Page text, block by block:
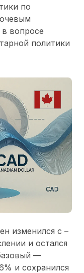
по
вопросе
политики
изменился с –
и остался
—
и сохранился